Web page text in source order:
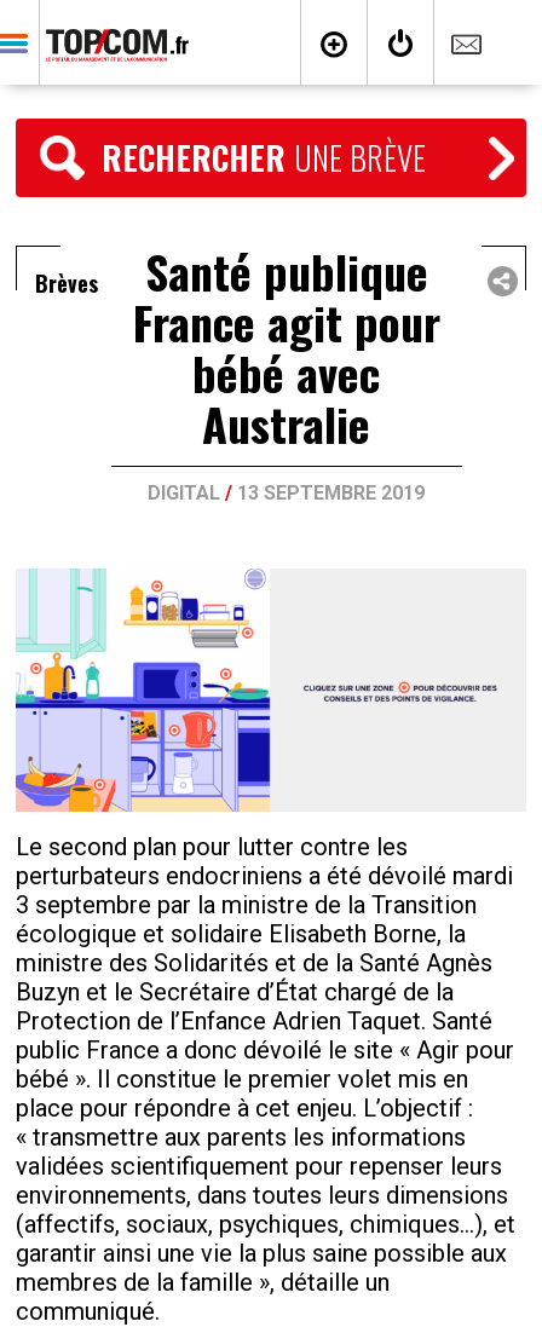
RECHERCHER UNE BRÈVE
Brèves Santé publique
France agit pour
bébé avec
Australie
DIGITAL / 13 SEPTEMBRE 2019
Le second plan pour lutter contre les
perturbateurs endocriniens a été dévoilé mardi
3 septembre par la ministre de la Transition
écologique et solidaire Elisabeth Borne, la
ministre des Solidarités et de la Santé Agnès
Buzyn et le Secrétaire d’État chargé de la
Protection de l’Enfance Adrien Taquet. Santé
public France a donc dévoilé le site « Agir pour
bébé ». Il constitue le premier volet mis en
place pour répondre à cet enjeu. L’objectif :
« transmettre aux parents les informations
validées scientifiquement pour repenser leurs
environnements, dans toutes leurs dimensions
(affectifs, sociaux, psychiques, chimiques...), et
garantir ainsi une vie la plus saine possible aux
membres de la famille », détaille un
communiqué.